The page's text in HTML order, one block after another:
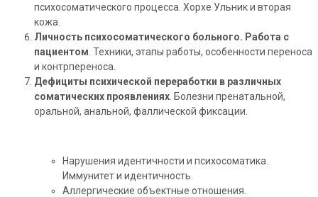
психосоматического процесса. Хорхе Ульник и вторая
кожа.
Личность психосоматического больного. Работа с
пациентом . Техники, этапы работы, особенности переноса
и контрпереноса.
Дефициты психической переработки в различных
соматических проявлениях . Болезни пренатальной,
оральной, анальной, фаллической фиксации.
Нарушения идентичности и психосоматика.
Иммунитет и идентичность.
Аллергические объектные отношения.